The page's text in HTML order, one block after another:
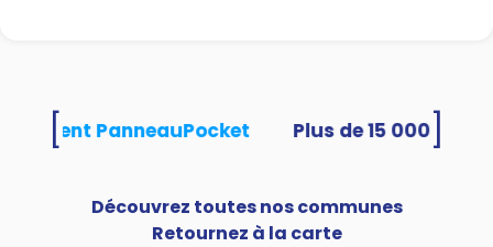
PanneauPocket
Découvrez toutes nos communes
Retournez à la carte